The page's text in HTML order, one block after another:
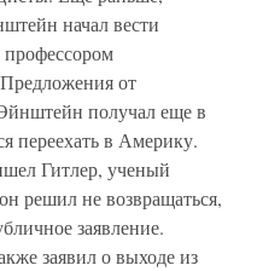
начал вести
профессором
от
получал еще в
переехать в Америку.
Гитлер, ученый
решил не возвращаться,
заявление.
заявил о выходе из